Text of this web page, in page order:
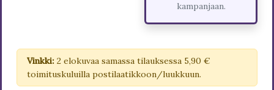
kampanjaan.
Vinkki: 2 elokuvaa samassa tilauksessa 5,90 €
toimituskuluilla postilaatikkoon/luukkuun.